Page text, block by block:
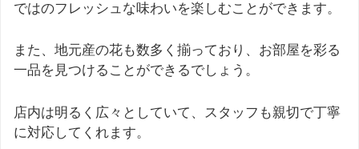
ではのフレッシュな味わいを楽しむことができます。
また、地元産の花も数多く揃っており、お部屋を彩る
一品を見つけることができるでしょう。
店内は明るく広々としていて、スタッフも親切で丁寧
に対応してくれます。